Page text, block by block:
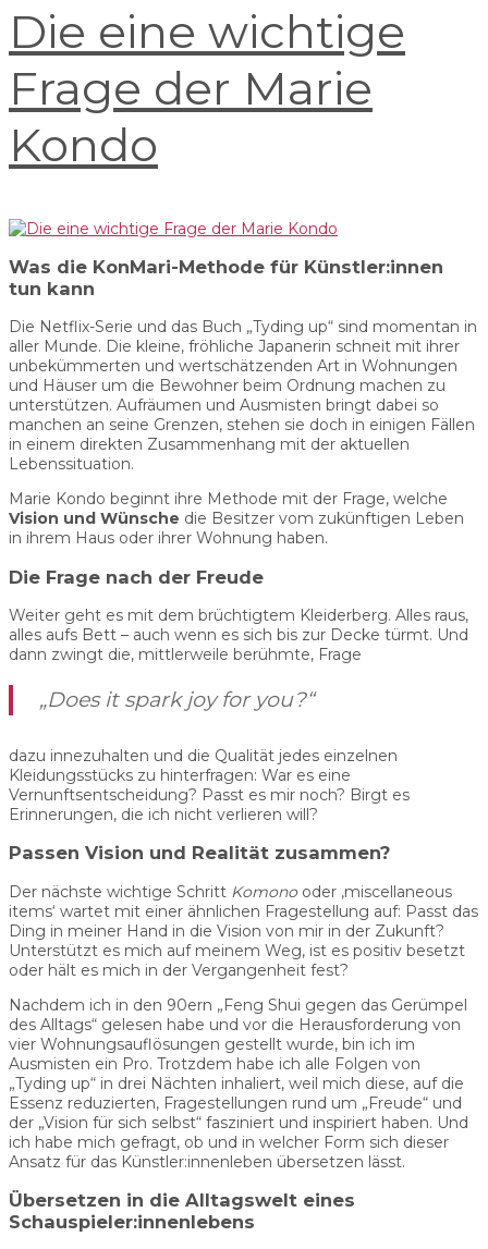
Die eine wichtige
Frage der Marie
Kondo
Was die KonMari-Methode für Künstler:innen
tun kann
Die Netflix-Serie und das Buch „Tyding up“ sind momentan in
aller Munde. Die kleine, fröhliche Japanerin schneit mit ihrer
unbekümmerten und wertschätzenden Art in Wohnungen
und Häuser um die Bewohner beim Ordnung machen zu
unterstützen. Aufräumen und Ausmisten bringt dabei so
manchen an seine Grenzen, stehen sie doch in einigen Fällen
in einem direkten Zusammenhang mit der aktuellen
Lebenssituation.
Marie Kondo beginnt ihre Methode mit der Frage, welche
Vision und Wünsche die Besitzer vom zukünftigen Leben
in ihrem Haus oder ihrer Wohnung haben.
Die Frage nach der Freude
Weiter geht es mit dem brüchtigtem Kleiderberg. Alles raus,
alles aufs Bett – auch wenn es sich bis zur Decke türmt. Und
dann zwingt die, mittlerweile berühmte, Frage
„Does it spark joy for you?“
dazu innezuhalten und die Qualität jedes einzelnen
Kleidungsstücks zu hinterfragen: War es eine
Vernunftsentscheidung? Passt es mir noch? Birgt es
Erinnerungen, die ich nicht verlieren will?
Passen Vision und Realität zusammen?
Der nächste wichtige Schritt Komonooder ‚miscellaneous
items‘ wartet mit einer ähnlichen Fragestellung auf: Passt das
Ding in meiner Hand in die Vision von mir in der Zukunft?
Unterstützt es mich auf meinem Weg, ist es positiv besetzt
oder hält es mich in der Vergangenheit fest?
Nachdem ich in den 90ern „Feng Shui gegen das Gerümpel
des Alltags“ gelesen habe und vor die Herausforderung von
vier Wohnungsauflösungen gestellt wurde, bin ich im
Ausmisten ein Pro. Trotzdem habe ich alle Folgen von
„Tyding up“ in drei Nächten inhaliert, weil mich diese, auf die
Essenz reduzierten, Fragestellungen rund um „Freude“ und
der „Vision für sich selbst“ fasziniert und inspiriert haben. Und
ich habe mich gefragt, ob und in welcher Form sich dieser
Ansatz für das Künstler:innenleben übersetzen lässt.
Übersetzen in die Alltagswelt eines
Schauspieler:innenlebens